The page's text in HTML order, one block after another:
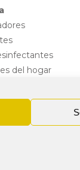
del hogar